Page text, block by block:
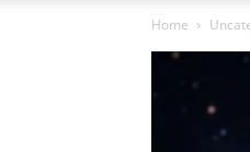
Home